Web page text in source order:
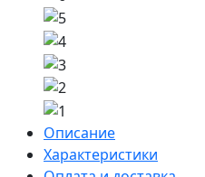
Описание
Характеристики